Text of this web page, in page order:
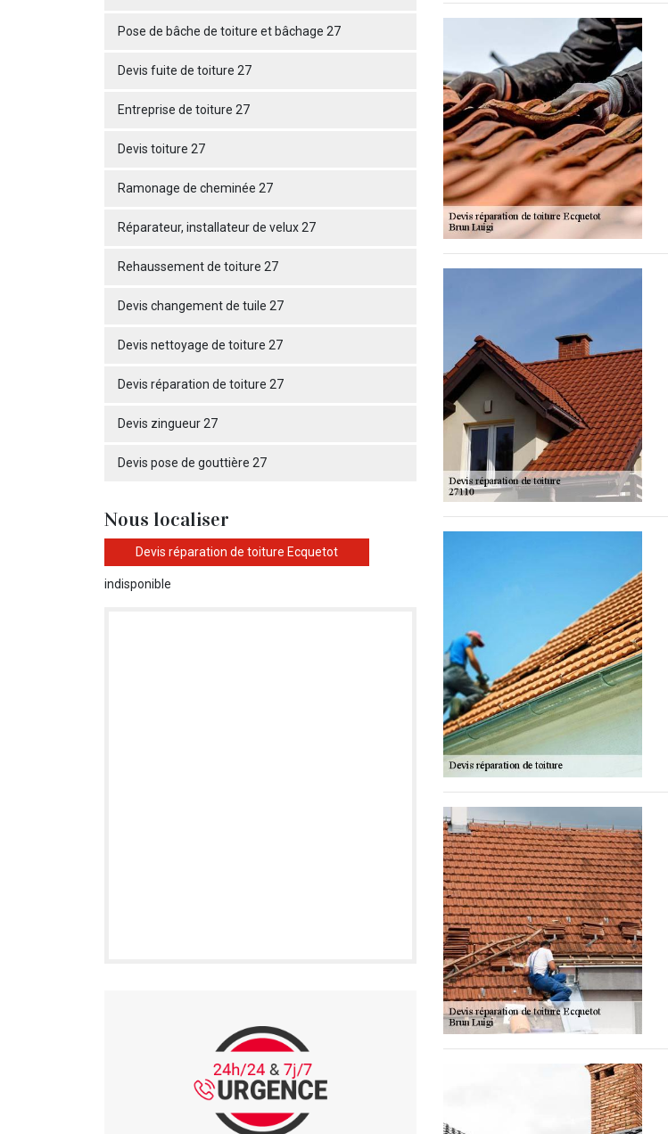
Pose de bâche de toiture et bâchage 27
Devis fuite de toiture 27
Entreprise de toiture 27
Devis toiture 27
Ramonage de cheminée 27
Réparateur, installateur de velux 27
Rehaussement de toiture 27
Devis changement de tuile 27
Devis nettoyage de toiture 27
Devis réparation de toiture 27
Devis zingueur 27
Devis pose de gouttière 27
Nous localiser
Devis réparation de toiture Ecquetot
indisponible